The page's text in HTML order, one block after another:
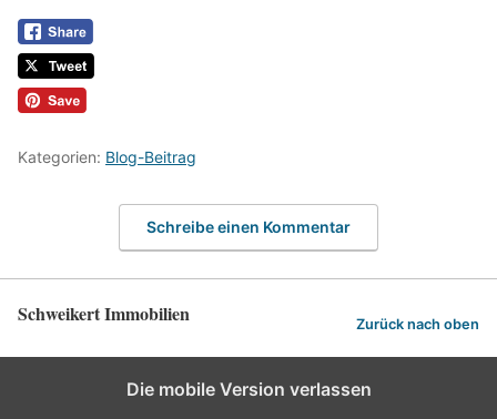
Kategorien: Blog-Beitrag
Schreibe einen Kommentar
Schweikert Immobilien Zurück nach oben
Die mobile Version verlassen